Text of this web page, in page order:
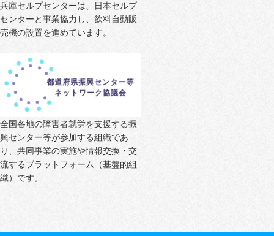
兵庫セルプセンターは、日本セルプ
センターと事業協力し、飲料自動販
売機の設置を進めています。
全国各地の障害者就労を支援する振
興センター等が参加する組織であ
り、共同事業の実施や情報交換・交
流するプラットフォーム（基盤的組
織）です。